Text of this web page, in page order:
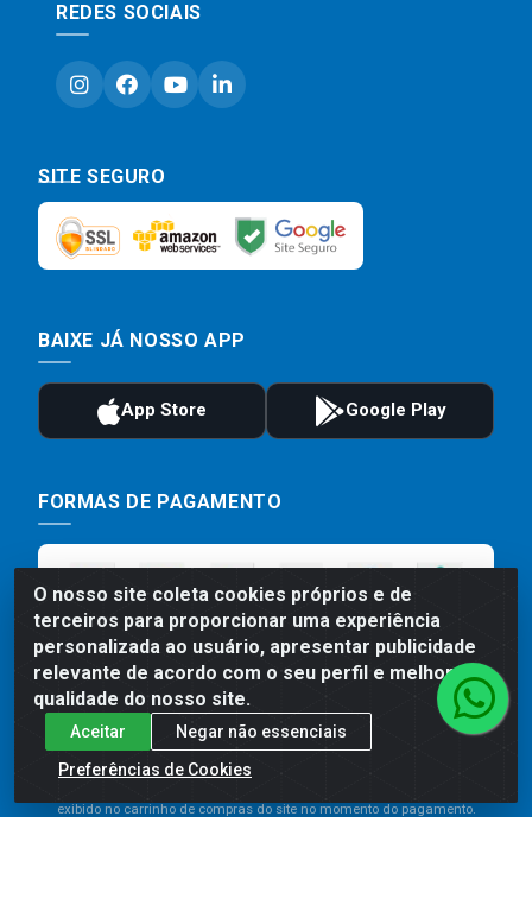
O nosso site coleta cookies próprios e de
terceiros para proporcionar uma experiência
personalizada ao usuário, apresentar publicidade
relevante de acordo com o seu perfil e melhorar a
qualidade do nosso site.
Aceitar
Negar não essenciais
Preferências de Cookies
REDES SOCIAIS
SITE SEGURO
BAIXE JÁ NOSSO APP
FORMAS DE PAGAMENTO
Preços, promoções, condições de pagamento e frete são válidos
para compras realizadas exclusivamente pelo site. Caso haja
exibido no carrinho de compras do site no momento do pagamento.